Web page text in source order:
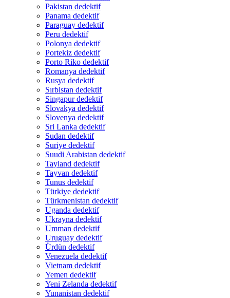
Pakistan dedektif
Panama dedektif
Paraguay dedektif
Peru dedektif
Polonya dedektif
Portekiz dedektif
Porto Riko dedektif
Romanya dedektif
Rusya dedektif
Sırbistan dedektif
Singapur dedektif
Slovakya dedektif
Slovenya dedektif
Sri Lanka dedektif
Sudan dedektif
Suriye dedektif
Suudi Arabistan dedektif
Tayland dedektif
Tayvan dedektif
Tunus dedektif
Türkiye dedektif
Türkmenistan dedektif
Uganda dedektif
Ukrayna dedektif
Umman dedektif
Uruguay dedektif
Ürdün dedektif
Venezuela dedektif
Vietnam dedektif
Yemen dedektif
Yeni Zelanda dedektif
Yunanistan dedektif